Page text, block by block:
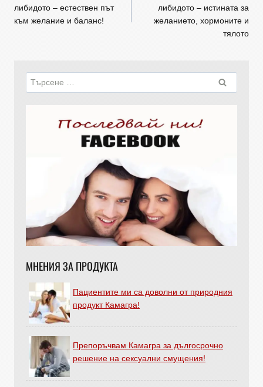
либидото – естествен път
към желание и баланс!
либидото – истината за
желанието, хормоните и
тялото
МНЕНИЯ ЗА ПРОДУКТА
Пациентите ми са доволни от природния
продукт Камагра!
Препоръчвам Камагра за дългосрочно
решение на сексуални смущения!